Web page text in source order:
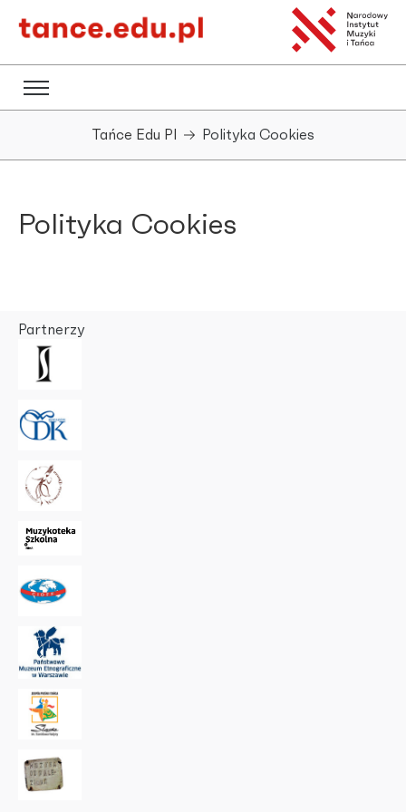
Tańce Edu Pl Polityka Cookies
Polityka Cookies
Partnerzy